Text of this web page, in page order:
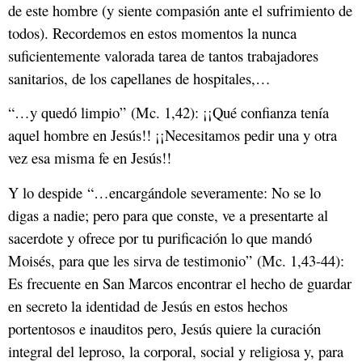
de este hombre (y siente compasión ante el sufrimiento de
todos). Recordemos en estos momentos la nunca
suficientemente valorada tarea de tantos trabajadores
sanitarios, de los capellanes de hospitales,…
“…y quedó limpio” (Mc. 1,42): ¡¡Qué confianza tenía
aquel hombre en Jesús!! ¡¡Necesitamos pedir una y otra
vez esa misma fe en Jesús!!
Y lo despide “…encargándole severamente: No se lo
digas a nadie; pero para que conste, ve a presentarte al
sacerdote y ofrece por tu purificación lo que mandó
Moisés, para que les sirva de testimonio” (Mc. 1,43-44):
Es frecuente en San Marcos encontrar el hecho de guardar
en secreto la identidad de Jesús en estos hechos
portentosos e inauditos pero, Jesús quiere la curación
integral del leproso, la corporal, social y religiosa y, para